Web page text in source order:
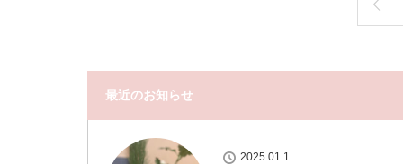
最近のお知らせ
2025.01.1